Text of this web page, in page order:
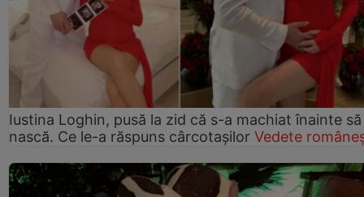
Iustina Loghin, pusă la zid că s-a machiat înainte să
nască. Ce le-a răspuns cârcotașilor Vedete